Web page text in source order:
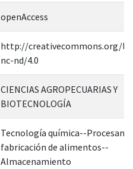
openAccess
http://creativecommons.org/
nc-nd/4.0
CIENCIAS AGROPECUARIAS Y
BIOTECNOLOGÍA
Tecnología química--
fabricación de alimentos--
Almacenamiento